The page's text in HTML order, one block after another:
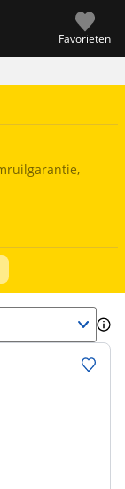
Favorieten